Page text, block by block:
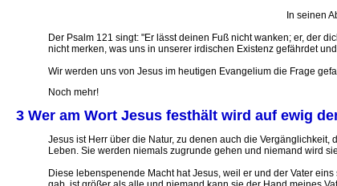
In seinen
Der Psalm 121 singt: "Er lässt deinen Fuß nicht wanken; er, der
nicht merken, was uns in unserer irdischen Existenz gefährdet
Wir werden uns von Jesus im heutigen Evangelium die Frage
Noch mehr!
3 Wer am Wort Jesus festhält wird auf ewig
Jesus ist Herr über die Natur, zu denen auch die
Leben. Sie werden niemals zugrunde gehen und niemand wird
Diese lebenspenende Macht hat Jesus, weil er und der Vater